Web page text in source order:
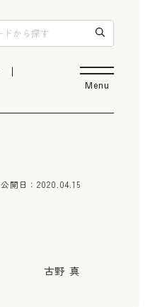
Menu
公開日：2020.04.15
古野 真